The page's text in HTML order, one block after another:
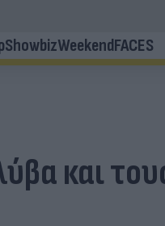
ShowbizWeekendFACES
και